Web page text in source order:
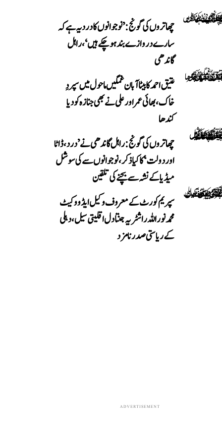
چھاتروں کی گونج: ’نوجوانوں کا درد یہ ہے کہ
سارے دروازے بند ہو چکے ہیں‘، راہل
گاندھی
عتیق احمد کا بیٹا آبان غمگین ماحول میں سپردِ
خاک، بھائی عمر اور علی نے بھی جنازہ کو دیا
کندھا
چھاتروں کی گونج: راہل گاندھی نے ’درد، ڈاٹا
اور دولت‘ کا کیا ذکر، نوجوانوں سے کی سوشل
میڈیا کے نشہ سے بچنے کی تلقین
سپریم کورٹ کے معروف وکیل ایڈووکیٹ
محمد نور اللہ راشٹریہ جنتا دل اقلیتی سیل، دہلی
کے ریاستی صدر نامزد
ADVERTISEMENT